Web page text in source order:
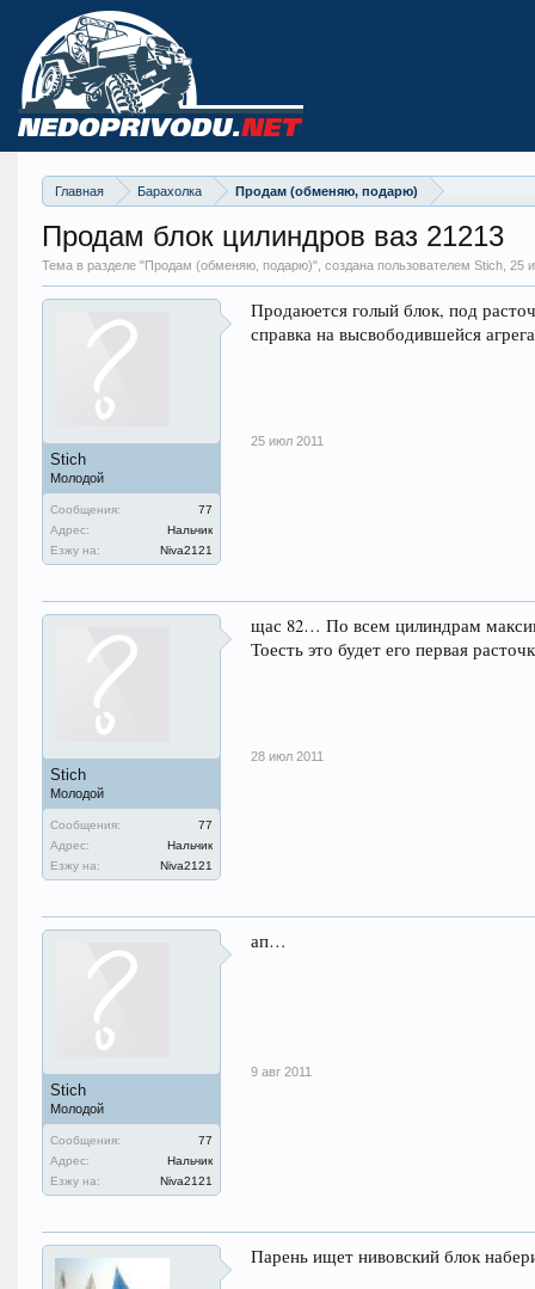
Главная Барахолка Продам (обменяю, подарю)
Продам блок цилиндров ваз 21213
Тема в разделе "Продам (обменяю, подарю)", создана пользователем Stich, 25
Stich
Молодой
Сообщения:
77
Адрес:
Нальчик
Езжу на:
Niva2121
Продаюется голый блок, под
справка на высвободившейся
25 июл 2011
Stich
Молодой
Сообщения:
77
Адрес:
Нальчик
Езжу на:
Niva2121
щас 82… По всем цилиндрам
Тоесть это будет его первая
28 июл 2011
Stich
Молодой
Сообщения:
77
Адрес:
Нальчик
Езжу на:
Niva2121
ап…
9 авг 2011
Парень ищет нивовский блок